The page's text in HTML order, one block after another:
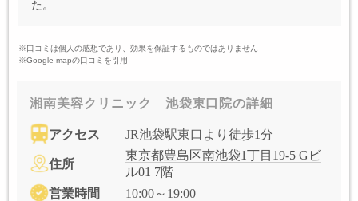
た。
※口コミは個人の感想であり、効果を保証するものではありません
※Google mapの口コミを引用
湘南美容クリニック 池袋東口院の詳細
アクセス JR池袋駅東口より徒歩1分
住所
東京都豊島区南池袋1丁目19-5 Gビ
ル01 7階
営業時間
10:00～19:00